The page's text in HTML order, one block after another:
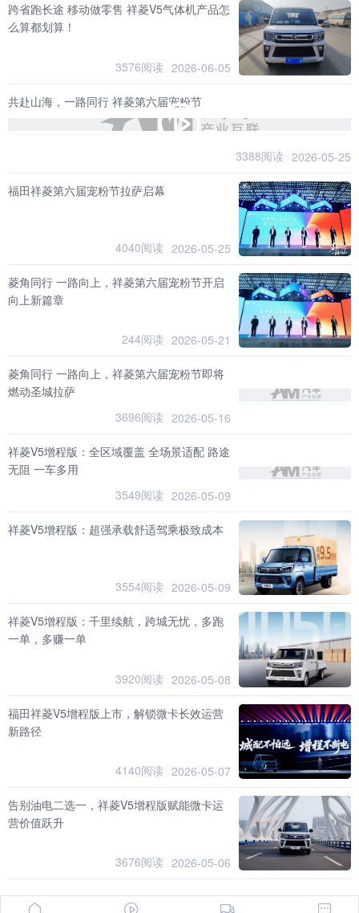
跨省跑长途 移动做零售 祥菱V5气体机产品怎
么算都划算！
3576阅读 2026-06-05
共赴山海，一路同行 祥菱第六届宠粉节
3388阅读 2026-05-25
福田祥菱第六届宠粉节拉萨启幕
4040阅读 2026-05-25
菱角同行 一路向上，祥菱第六届宠粉节开启
向上新篇章
244阅读 2026-05-21
菱角同行 一路向上，祥菱第六届宠粉节即将
燃动圣城拉萨
3696阅读 2026-05-16
祥菱V5增程版：全区域覆盖 全场景适配 路途
无阻 一车多用
3549阅读 2026-05-09
祥菱V5增程版：超强承载舒适驾乘极致成本
3554阅读 2026-05-09
祥菱V5增程版：千里续航，跨城无忧，多跑
一单，多赚一单
3920阅读 2026-05-08
福田祥菱V5增程版上市，解锁微卡长效运营
新路径
4140阅读 2026-05-07
告别油电二选一，祥菱V5增程版赋能微卡运
营价值跃升
3676阅读 2026-05-06